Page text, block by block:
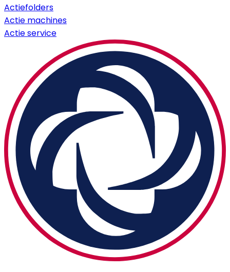
Actiefolders
Actie machines
Actie service